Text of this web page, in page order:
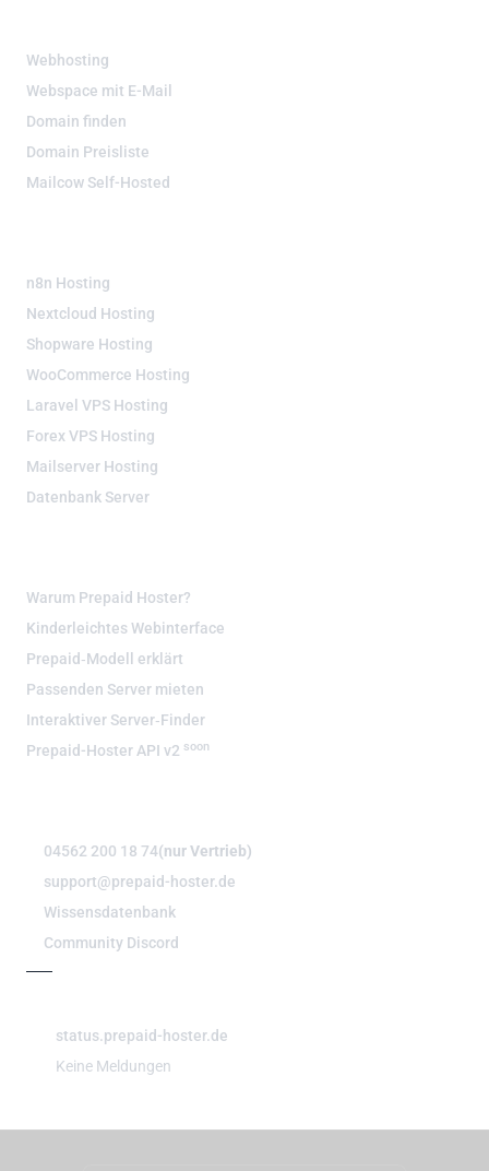
Webhosting
Webspace mit E-Mail
Domain finden
Domain Preisliste
Mailcow Self-Hosted
n8n Hosting
Nextcloud Hosting
Shopware Hosting
WooCommerce Hosting
Laravel VPS Hosting
Forex VPS Hosting
Mailserver Hosting
Datenbank Server
Warum Prepaid Hoster?
Kinderleichtes Webinterface
Prepaid‑Modell erklärt
Passenden Server mieten
Interaktiver Server‑Finder
Prepaid-Hoster API v2 soon
04562 200 18 74(nur Vertrieb)
support@prepaid-hoster.de
Wissensdatenbank
Community Discord
status.prepaid-hoster.de
Keine Meldungen